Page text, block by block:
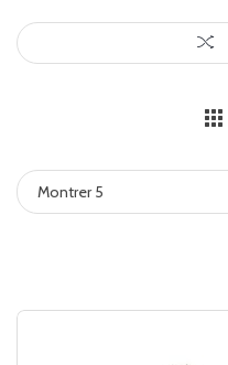
Montrer 5